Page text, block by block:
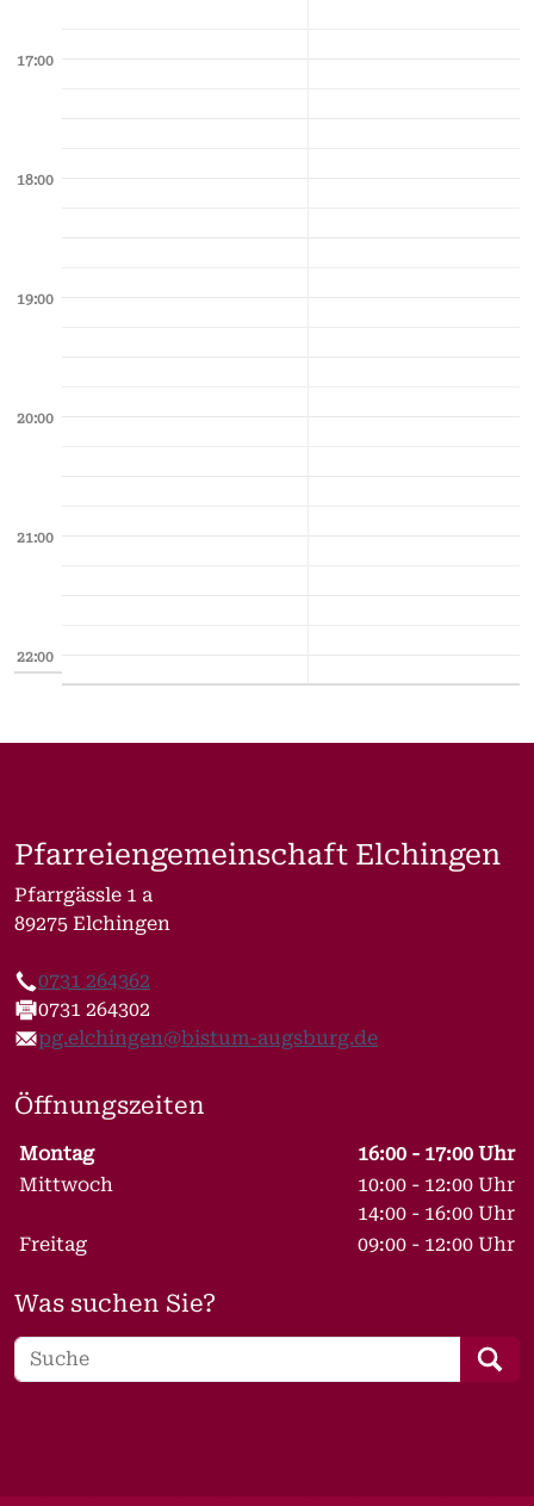
17:00
18:00
19:00
20:00
21:00
22:00
Pfarreiengemeinschaft Elchingen
Pfarrgässle 1 a
89275 Elchingen
Telefon
0731 264362
Fax
0731 264302
E-Mail
pg.elchingen@bistum-augsburg.de
Öffnungszeiten
Wochentage / Monate
Öffnungszeiten / Hinweise
Montag
16:00 - 17:00 Uhr
Mittwoch
10:00 - 12:00 Uhr
14:00 - 16:00 Uhr
Freitag
09:00 - 12:00 Uhr
Was suchen Sie?